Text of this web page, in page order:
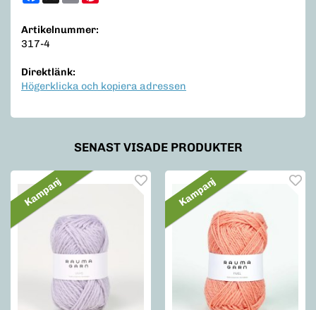
Artikelnummer:
317-4
Direktlänk:
Högerklicka och kopiera adressen
SENAST VISADE PRODUKTER
Kampanj Kampanj